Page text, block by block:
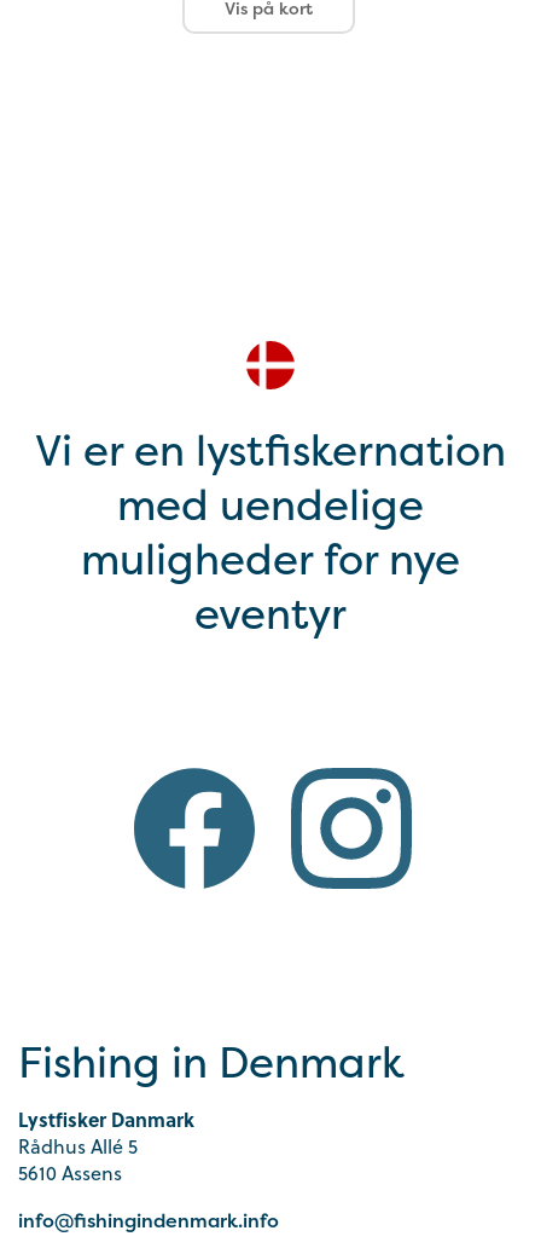
Vis på kort
Vi er en lystfiskernation
med uendelige
muligheder for nye
eventyr
Fishing in Denmark
Lystfisker Danmark
Rådhus Allé 5
5610 Assens
info@fishingindenmark.info